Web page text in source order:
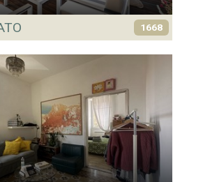
1668